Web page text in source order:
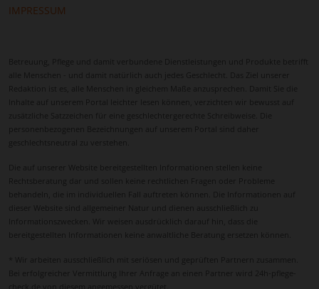
IMPRESSUM
Betreuung, Pflege und damit verbundene Dienstleistungen und Produkte betrifft
alle Menschen - und damit natürlich auch jedes Geschlecht. Das Ziel unserer
Redaktion ist es, alle Menschen in gleichem Maße anzusprechen. Damit Sie die
Inhalte auf unserem Portal leichter lesen können, verzichten wir bewusst auf
zusätzliche Satzzeichen für eine geschlechtergerechte Schreibweise. Die
personenbezogenen Bezeichnungen auf unserem Portal sind daher
geschlechtsneutral zu verstehen.
Die auf unserer Website bereitgestellten Informationen stellen keine
Rechtsberatung dar und sollen keine rechtlichen Fragen oder Probleme
behandeln, die im individuellen Fall auftreten können. Die Informationen auf
dieser Website sind allgemeiner Natur und dienen ausschließlich zu
Informationszwecken. Wir weisen ausdrücklich darauf hin, dass die
bereitgestellten Informationen keine anwaltliche Beratung ersetzen können.
* Wir arbeiten ausschließlich mit seriösen und geprüften Partnern zusammen.
Bei erfolgreicher Vermittlung Ihrer Anfrage an einen Partner wird 24h-pflege-
check.de von diesem angemessen vergütet.